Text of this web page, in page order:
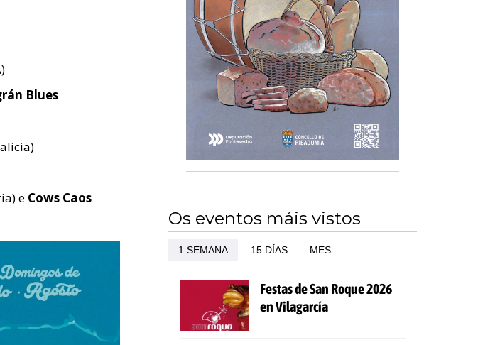
Blues
e Cows Caos
Os eventos máis vistos
1 SEMANA 15 DÍAS MES
Festas de San Roque 2026
en Vilagarcía